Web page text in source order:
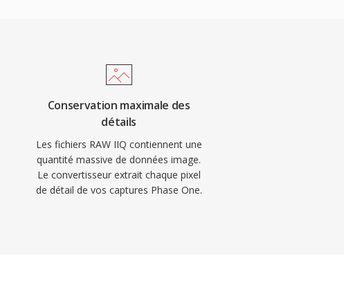
Conservation maximale des
détails
Les fichiers RAW IIQ contiennent une
quantité massive de données image.
Le convertisseur extrait chaque pixel
de détail de vos captures Phase One.